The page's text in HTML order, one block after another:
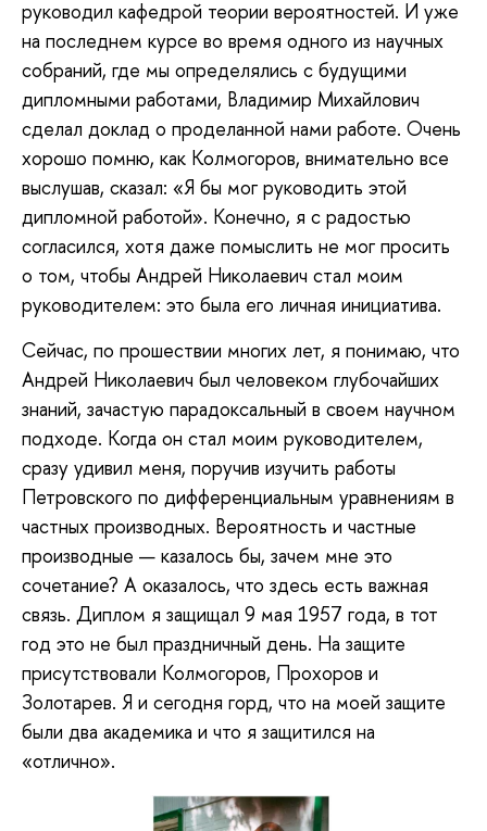
руководил кафедрой теории вероятностей. И уже
на последнем курсе во время одного из научных
собраний, где мы определялись с будущими
дипломными работами, Владимир Михайлович
сделал доклад о проделанной нами работе. Очень
хорошо помню, как Колмогоров, внимательно все
выслушав, сказал: «Я бы мог руководить этой
дипломной работой». Конечно, я с радостью
согласился, хотя даже помыслить не мог просить
о том, чтобы Андрей Николаевич стал моим
руководителем: это была его личная инициатива.
Сейчас, по прошествии многих лет, я понимаю, что
Андрей Николаевич был человеком глубочайших
знаний, зачастую парадоксальный в своем научном
подходе. Когда он стал моим руководителем,
сразу удивил меня, поручив изучить работы
Петровского по дифференциальным уравнениям в
частных производных. Вероятность и частные
производные — казалось бы, зачем мне это
сочетание? А оказалось, что здесь есть важная
связь. Диплом я защищал 9 мая 1957 года, в тот
год это не был праздничный день. На защите
присутствовали Колмогоров, Прохоров и
Золотарев. Я и сегодня горд, что на моей защите
были два академика и что я защитился на
«отлично».